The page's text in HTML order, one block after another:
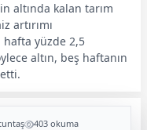
altında kalan tarım
artırımı
hafta yüzde 2,5
altın, beş haftanın
403 okuma